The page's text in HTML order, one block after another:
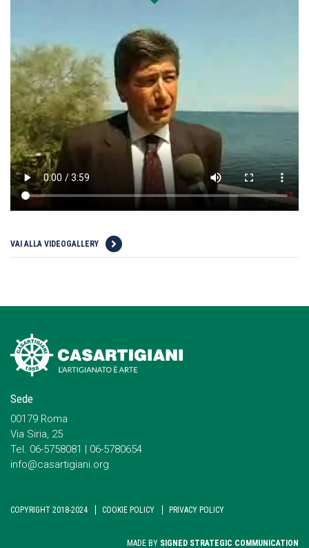
VAI ALLA VIDEOGALLERY
Sede
00179 Roma
Via Siria, 25
Tel. 06-5758081 | 06-5780654
info@casartigiani.org
COPYRIGHT 2018-2024 COOKIE POLICY PRIVACY POLICY
MADE BY SIGNED STRATEGIC COMMUNICATION